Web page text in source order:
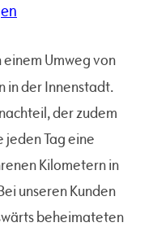
Umweg von
in der Innenstadt.
der zudem
jeden Tag eine
Kilometern in
unseren Kunden
beheimateten